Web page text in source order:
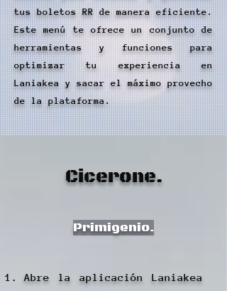
tus boletos RR de manera eficiente.
Este menú te ofrece un conjunto de
herramientas y funciones para
optimizar tu experiencia en
Laniakea y sacar el máximo provecho
de la plataforma.
Cicerone.
Primigenio.
Abre la aplicación Laniakea